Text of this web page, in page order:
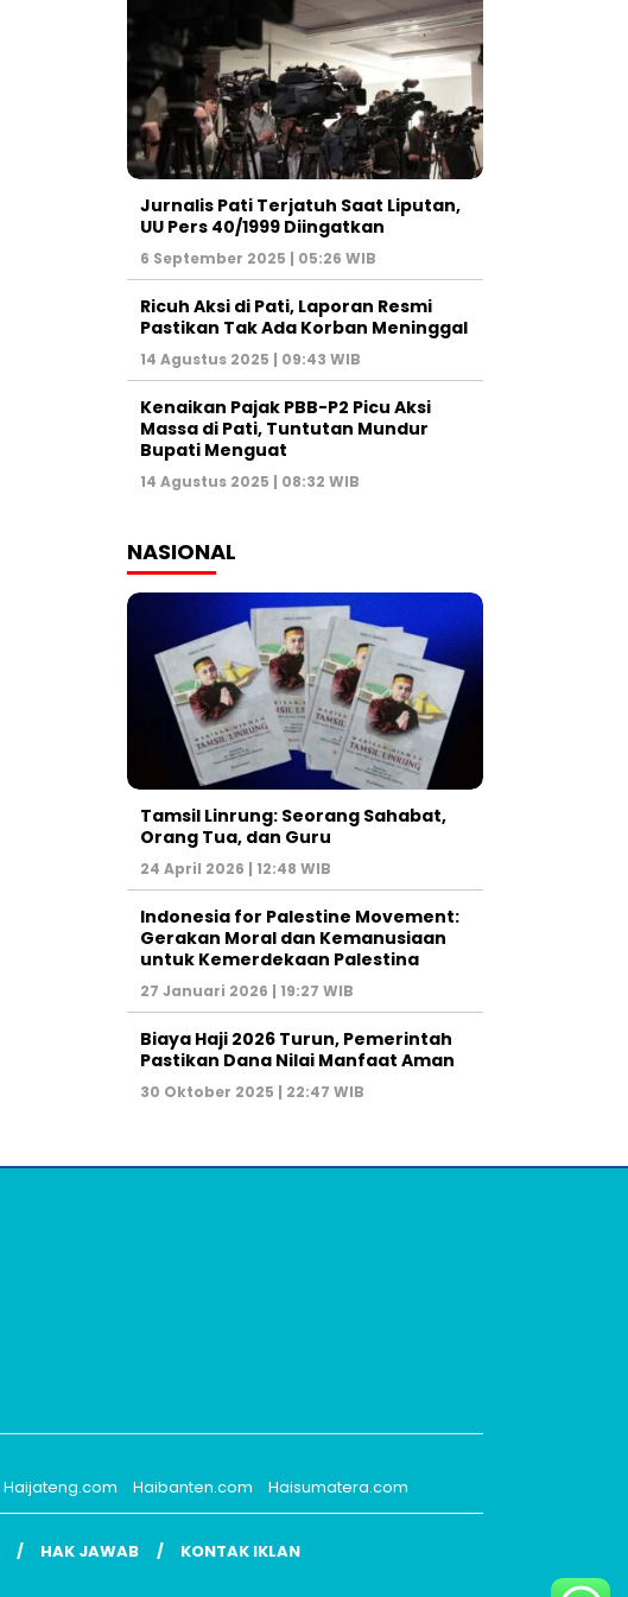
Jurnalis Pati Terjatuh Saat Liputan,
UU Pers 40/1999 Diingatkan
6 September 2025 | 05:26 WIB
Ricuh Aksi di Pati, Laporan Resmi
Pastikan Tak Ada Korban Meninggal
14 Agustus 2025 | 09:43 WIB
Kenaikan Pajak PBB-P2 Picu Aksi
Massa di Pati, Tuntutan Mundur
Bupati Menguat
14 Agustus 2025 | 08:32 WIB
NASIONAL
Tamsil Linrung: Seorang Sahabat,
Orang Tua, dan Guru
24 April 2026 | 12:48 WIB
Indonesia for Palestine Movement:
Gerakan Moral dan Kemanusiaan
untuk Kemerdekaan Palestina
27 Januari 2026 | 19:27 WIB
Biaya Haji 2026 Turun, Pemerintah
Pastikan Dana Nilai Manfaat Aman
30 Oktober 2025 | 22:47 WIB
Haijateng.com Haibanten.com Haisumatera.com
HAK JAWAB KONTAK IKLAN